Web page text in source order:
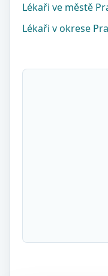
Lékaři ve městě
Lékaři v okrese